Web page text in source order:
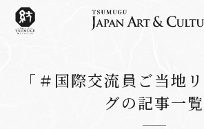
「＃国際交流員ご当地
グの記事一覧